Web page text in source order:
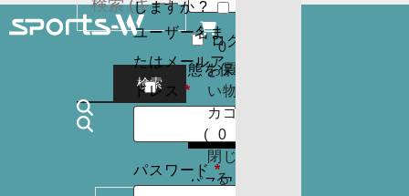
検索
ログイン状
態を保存
ログイン
パスワードを
しますか ?
ユーザー名ま
たはメールア
ドレス *必
須
パスワード*必
須
0
お買
い物
カゴ
(
0
閉じ
る